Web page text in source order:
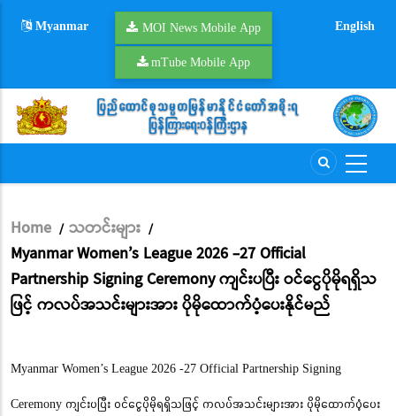
Myanmar MOI News Mobile App
mTube Mobile App
English
Breadcrumb
Home / သတင်းများ /
Myanmar Women’s League 2026 -27 Official
Partnership Signing Ceremony ကျင်းပပြီး ဝင်ငွေပိုမိုရရှိသ
ဖြင့် ကလပ်အသင်းများအား ပိုမိုထောက်ပံ့ပေးနိုင်မည်
Myanmar Women’s League 2026 -27 Official Partnership Signing
Ceremony ကျင်းပပြီး ဝင်ငွေပိုမိုရရှိသဖြင့် ကလပ်အသင်းများအား ပိုမိုထောက်ပံ့ပေး